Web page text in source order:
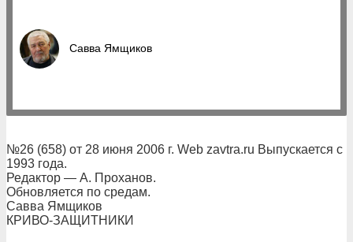
Савва Ямщиков
№26 (658) от 28 июня 2006 г. Web zavtra.ru Выпускается с
1993 года.
Редактор — А. Проханов.
Обновляется по средам.
Савва Ямщиков
КРИВО-ЗАЩИТНИКИ